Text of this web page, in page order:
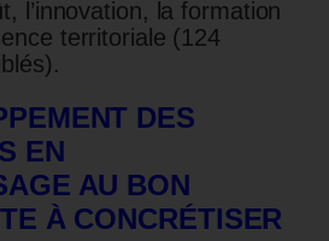
l’innovation, la formation
territoriale (124
DES
EN
AU BON
À CONCRÉTISER